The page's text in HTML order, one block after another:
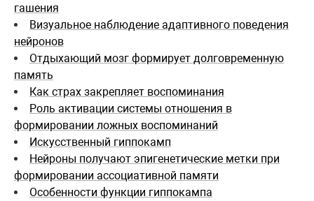
гашения
Визуальное наблюдение адаптивного поведения
нейронов
Отдыхающий мозг формирует долговременную
память
Как страх закрепляет воспоминания
Роль активации системы отношения в
формировании ложных воспоминаний
Искусственный гиппокамп
Нейроны получают эпигенетические метки при
формировании ассоциативной памяти
Особенности функции гиппокампа